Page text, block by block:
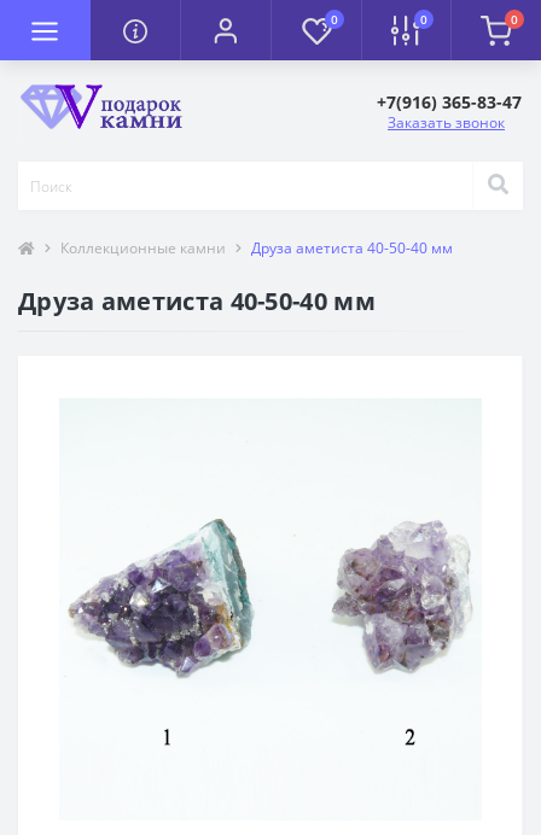
0 0 0
+7(916) 365-83-47
Заказать звонок
Коллекционные камни Друза аметиста 40-50-40 мм
Друза аметиста 40-50-40 мм